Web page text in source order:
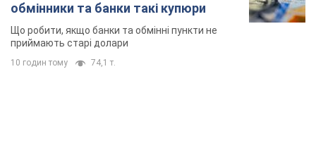
обмінники та банки такі купюри
Що робити, якщо банки та обмінні пункти не
приймають старі долари
10 годин тому 74,1 т.